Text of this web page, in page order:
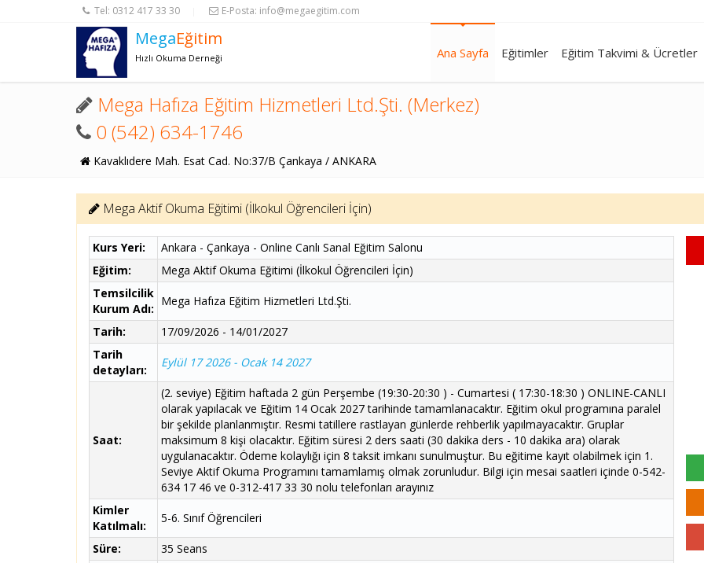
Tel: 0312 417 33 30 E-Posta: info@megaegitim.com
MegaEğitim
Hızlı Okuma Derneği Ana Sayfa Eğitimler Eğitim Takvimi & Ücretler
Mega Hafıza Eğitim Hizmetleri Ltd.Şti. (Merkez)
0 (542) 634-1746
Kavaklıdere Mah. Esat Cad. No:37/B Çankaya / ANKARA
Mega Aktif Okuma Eğitimi (İlkokul Öğrencileri İçin)
Kurs Yeri:
Ankara - Çankaya - Online Canlı Sanal Eğitim Salonu
Eğitim:
Mega Aktif Okuma Eğitimi (İlkokul Öğrencileri İçin)
Temsilcilik
Kurum Adı:
Mega Hafıza Eğitim Hizmetleri Ltd.Şti.
Tarih:
17/09/2026 - 14/01/2027
Tarih
detayları:
Eylül 17 2026 - Ocak 14 2027
Saat:
(2. seviye) Eğitim haftada 2 gün Perşembe (19:30-20:30 ) - Cumartesi ( 17:30-18:30 ) ONLINE-CANLI
olarak yapılacak ve Eğitim 14 Ocak 2027 tarihinde tamamlanacaktır. Eğitim okul programına paralel
bir şekilde planlanmıştır. Resmi tatillere rastlayan günlerde rehberlik yapılmayacaktır. Gruplar
maksimum 8 kişi olacaktır. Eğitim süresi 2 ders saati (30 dakika ders - 10 dakika ara) olarak
uygulanacaktır. Ödeme kolaylığı için 8 taksit imkanı sunulmuştur. Bu eğitime kayıt olabilmek için 1.
Seviye Aktif Okuma Programını tamamlamış olmak zorunludur. Bilgi için mesai saatleri içinde 0-542-
634 17 46 ve 0-312-417 33 30 nolu telefonları arayınız
Kimler
Katılmalı:
5-6. Sınıf Öğrencileri
Süre:
35 Seans